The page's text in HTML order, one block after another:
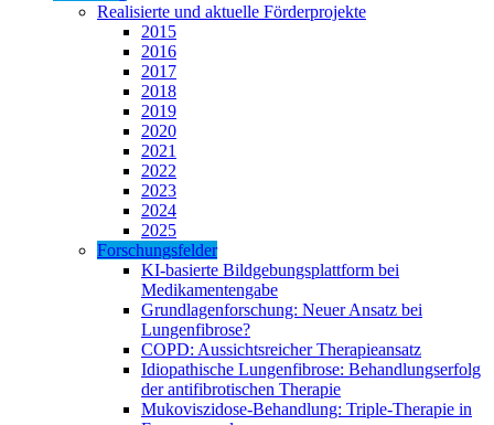
Realisierte und aktuelle Förderprojekte
2015
2016
2017
2018
2019
2020
2021
2022
2023
2024
2025
Forschungsfelder
KI-basierte Bildgebungsplattform bei
Medikamentengabe
Grundlagenforschung: Neuer Ansatz bei
Lungenfibrose?
COPD: Aussichtsreicher Therapieansatz
Idiopathische Lungenfibrose: Behandlungserfolg
der antifibrotischen Therapie
Mukoviszidose-Behandlung: Triple-Therapie in